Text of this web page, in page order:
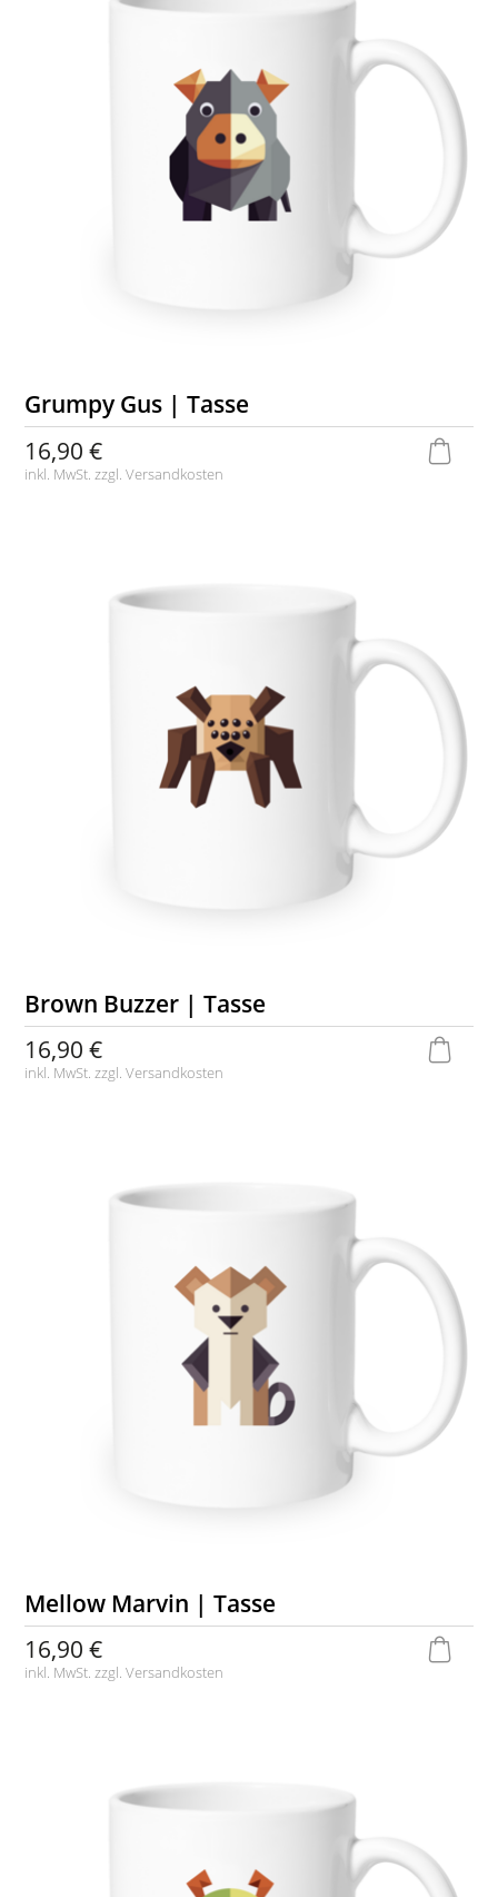
Grumpy Gus | Tasse
16,90 €
inkl. MwSt. zzgl.Versandkosten
Brown Buzzer | Tasse
16,90 €
inkl. MwSt. zzgl.Versandkosten
Mellow Marvin | Tasse
16,90 €
inkl. MwSt. zzgl.Versandkosten